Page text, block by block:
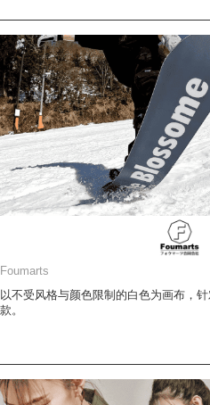
Foumarts
以不受风格与颜色限制的白色为画布，
款。